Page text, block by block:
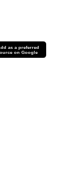
as a preferred
on Google